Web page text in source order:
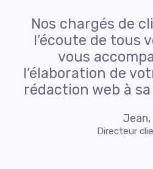
Nos chargés de
l’écoute de tous
vous
l’élaboration de
rédaction web à
Jean,
Directeur